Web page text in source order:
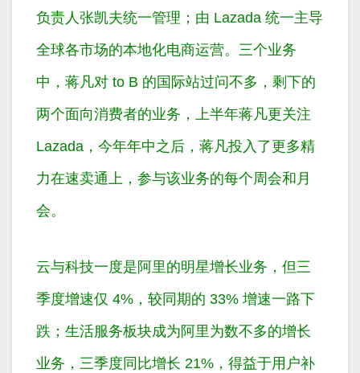
负责人张凯夫统一管理；由 Lazada 统一主导
全球各市场的本地化电商运营。三个业务
中，蒋凡对 to B 的国际站过问不多，剩下的
两个面向消费者的业务，上半年蒋凡更关注
Lazada，今年年中之后，蒋凡投入了更多精
力在速卖通上，参与该业务的每个周会和月
会。
云与科技一度是阿里的明星增长业务，但三
季度增速仅 4%，较同期的 33% 增速一路下
跌；生活服务板块成为阿里为数不多的增长
业务，三季度同比增长 21%，得益于用户补